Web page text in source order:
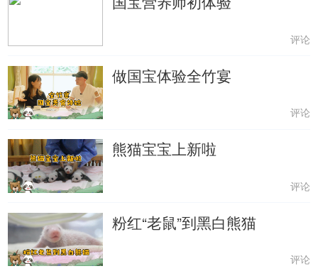
评论
做国宝体验全竹宴
评论
熊猫宝宝上新啦
评论
粉红“老鼠”到黑白熊猫
评论